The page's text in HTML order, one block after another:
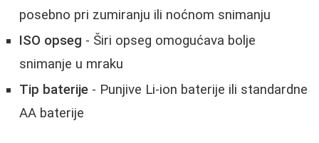
posebno pri zumiranju ili noćnom snimanju
ISO opseg - Širi opseg omogućava bolje
snimanje u mraku
Tip baterije - Punjive Li-ion baterije ili standardne
AA baterije